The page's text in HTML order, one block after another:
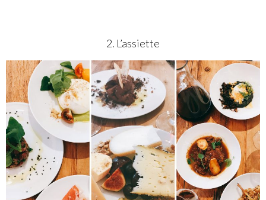
2. L’assiette